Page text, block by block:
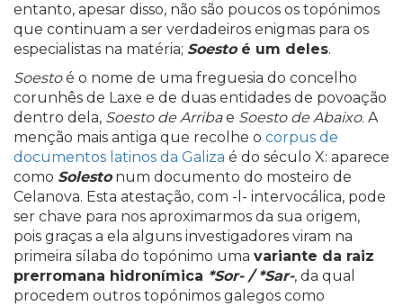
entanto, apesar disso, não são poucos os topónimos
que continuam a ser verdadeiros enigmas para os
especialistas na matéria; Soestoé um deles.
Soestoé o nome de uma freguesia do concelho
corunhês de Laxe e de duas entidades de povoação
dentro dela, Soesto de Arribae Soesto de Abaixo. A
menção mais antiga que recolhe o corpus de
documentos latinos da Galiza é do século X: aparece
como Solestonum documento do mosteiro de
Celanova. Esta atestação, com -l- intervocálica, pode
ser chave para nos aproximarmos da sua origem,
pois graças a ela alguns investigadores viram na
primeira sílaba do topónimo uma variante da raiz
prerromana hidronímica *Sor- / *Sar-, da qual
procedem outros topónimos galegos como